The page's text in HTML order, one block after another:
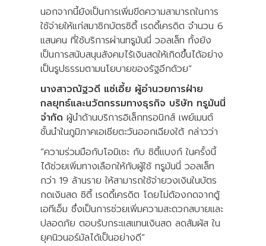
นอกจากนี้ยังเป็นการเพิ่มขีดความสามารถในการ
ใช้จ่ายให้แก่สมาชิกบัตรซิตี้ เรดดี้เครดิต จำนวน 6
แสนคน ที่ใช้บริการผ่านทรูมันนี่ วอลเล็ท ทั้งยัง
เป็นการสนับสนุนสังคมไร้เงินสดให้เกิดขึ้นได้อย่าง
เป็นรูปธรรมตามนโยบายของรัฐอีกด้วย”
นางสาวณัฐวดี แซ่เอี้ย ผู้อำนวยการฝ่าย
กลยุทธ์และนวัตกรรมทางธุรกิจ บริษัท ทรูมันนี่
จำกัด ผู้นำด้านบริการอิเล็กทรอนิกส์ เพย์เมนต์
ชั้นนำในภูมิภาคเอเชียตะวันออกเฉียงใต้ กล่าวว่า
“ความร่วมมือกับโอมิเซะ กับ ซิตี้แบงก์ ในครั้งนี้
ได้ช่วยเพิ่มทางเลือกให้กับผู้ใช้ ทรูมันนี่ วอลเล็ท
กว่า 19 ล้านราย ให้สามารถใช้จ่ายวงเงินในบัตร
กดเงินสด ซิตี้ เรดดี้เครดิต โดยไม่ต้องกดจากตู้
เอทีเอ็ม ซึ่งเป็นการช่วยเพิ่มความสะดวกสบายและ
ปลอดภัย ตอบรับกระแสแทนเงินสด ลดสัมผัส ใน
ยุคนิวนอร์มัลได้เป็นอย่างดี”